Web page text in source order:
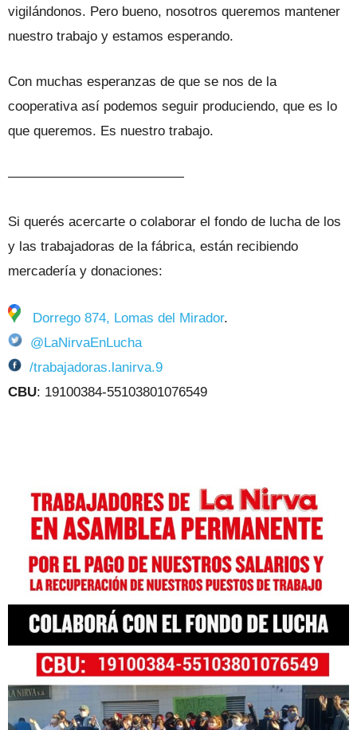
vigilándonos. Pero bueno, nosotros queremos mantener
nuestro trabajo y estamos esperando.
Con muchas esperanzas de que se nos de la
cooperativa así podemos seguir produciendo, que es lo
que queremos. Es nuestro trabajo.
—————————————
Si querés acercarte o colaborar el fondo de lucha de los
y las trabajadoras de la fábrica, están recibiendo
mercadería y donaciones:
Dorrego 874, Lomas del Mirador.
@LaNirvaEnLucha
/trabajadoras.lanirva.9
CBU: 19100384-55103801076549